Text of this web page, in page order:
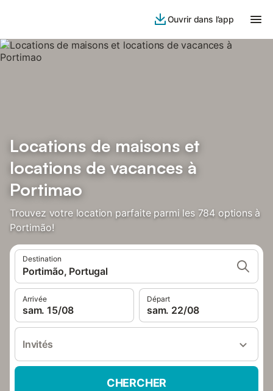
Ouvrir dans l’app
Locations de maisons et
locations de vacances à
Portimao
Trouvez votre location parfaite parmi les 784 options à
Portimão!
Destination
Portimão, Portugal
Arrivée
sam. 15/08
Départ
sam. 22/08
Invités
CHERCHER